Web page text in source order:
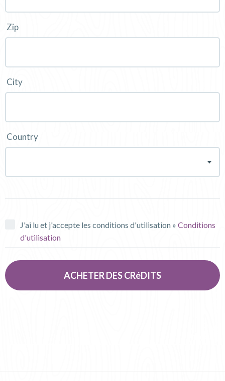
Zip
City
Country
J'ai lu et j'accepte les conditions d'utilisation » Conditions
d'utilisation
ACHETER DES CRéDITS